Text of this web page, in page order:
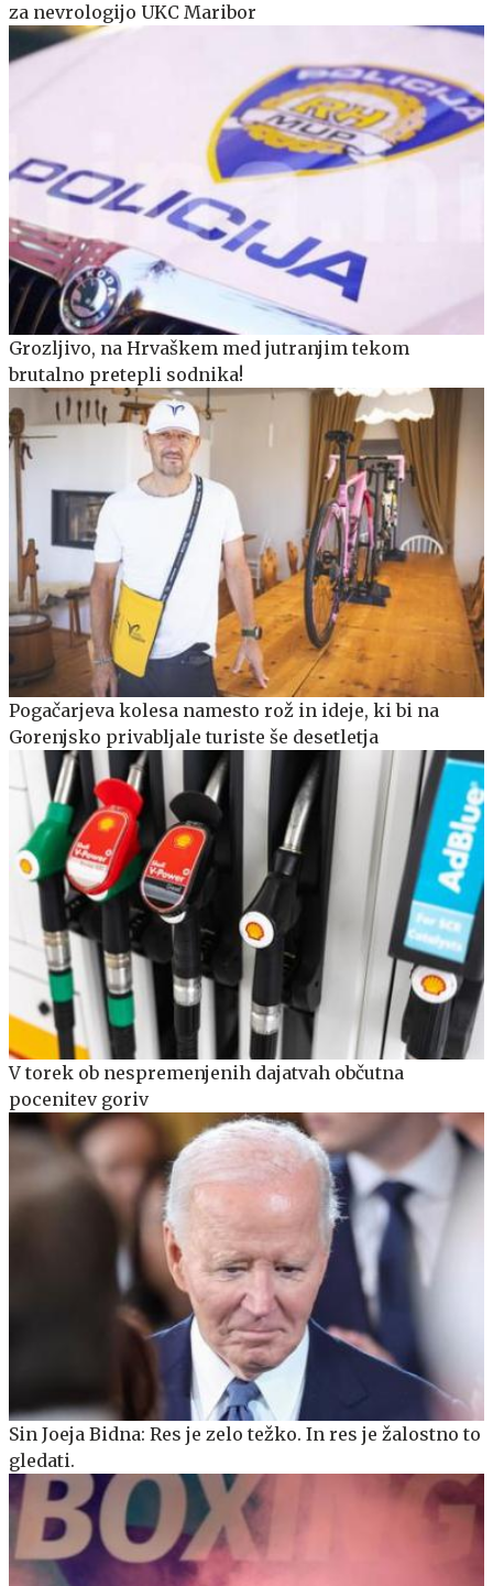
za nevrologijo UKC Maribor
Grozljivo, na Hrvaškem med jutranjim tekom
brutalno pretepli sodnika!
Pogačarjeva kolesa namesto rož in ideje, ki bi na
Gorenjsko privabljale turiste še desetletja
V torek ob nespremenjenih dajatvah občutna
pocenitev goriv
Sin Joeja Bidna: Res je zelo težko. In res je žalostno to
gledati.